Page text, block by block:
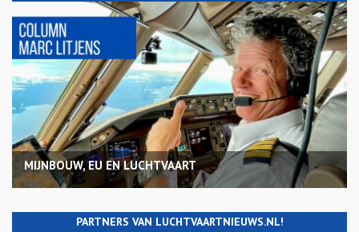
MIJNBOUW, EU EN LUCHTVAART
PARTNERS VAN LUCHTVAARTNIEUWS.NL!